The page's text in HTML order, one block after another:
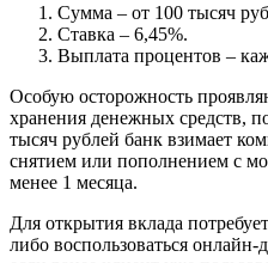
Сумма – от 100 тысяч
Ставка – 6,45%.
Выплата процентов –
Особую осторожность
хранения денежных средств,
тысяч рублей банк взимает
снятием или пополнением с
менее 1 месяца.
Для открытия вклада
либо воспользоваться